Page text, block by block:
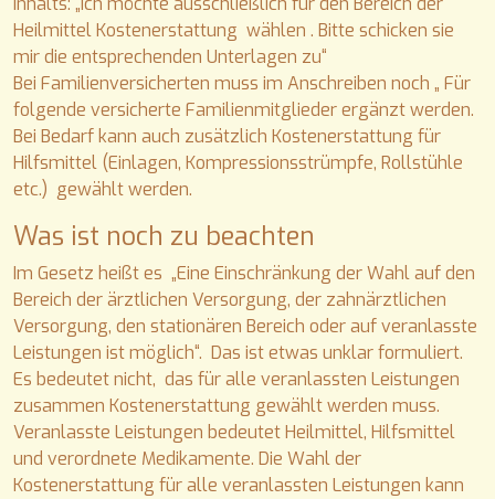
Heilmittel Kostenerstattung wählen . Bitte schicken sie
mir die entsprechenden Unterlagen zu“
Bei Familienversicherten muss im Anschreiben noch „ Für
folgende versicherte Familienmitglieder ergänzt werden.
Bei Bedarf kann auch zusätzlich Kostenerstattung für
Hilfsmittel (Einlagen, Kompressionsstrümpfe, Rollstühle
etc.) gewählt werden.
Was ist noch zu beachten
Im Gesetz heißt es „Eine Einschränkung der Wahl auf den
Bereich der ärztlichen Versorgung, der zahnärztlichen
Versorgung, den stationären Bereich oder auf veranlasste
Leistungen ist möglich“. Das ist etwas unklar formuliert.
Es bedeutet nicht, das für alle veranlassten Leistungen
zusammen Kostenerstattung gewählt werden muss.
Veranlasste Leistungen bedeutet Heilmittel, Hilfsmittel
und verordnete Medikamente. Die Wahl der
Kostenerstattung für alle veranlassten Leistungen kann